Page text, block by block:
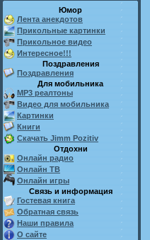
Юмор
Лента анекдотов
Прикольные картинки
Прикольное видео
Интересное!!!
Поздравления
Поздравления
Для мобильника
MP3 реалтоны
Видео для мобильника
Картинки
Книги
Скачать Jimm Pozitiv
Отдохни
Онлайн радио
Онлайн ТВ
Онлайн игры
Связь и информация
Гостевая книга
Обратная связь
Наши правила
О сайте